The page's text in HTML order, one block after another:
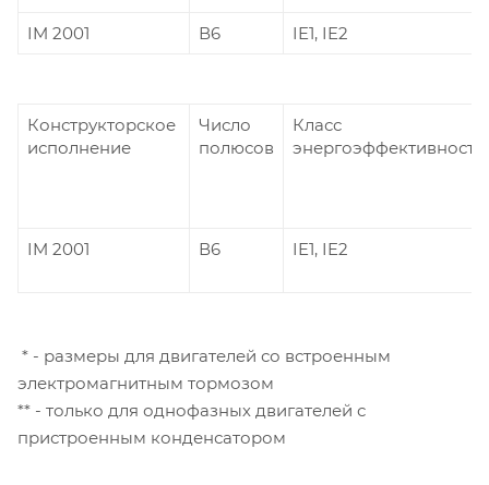
IM 2001 В6 IE1, IE2
Конструкторское
исполнение
Число
полюсов
Класс
энергоэффективности
IM 2001 В6 IE1, IE2
* - размеры для двигателей со встроенным
электромагнитным тормозом
** - только для однофазных двигателей с
пристроенным конденсатором